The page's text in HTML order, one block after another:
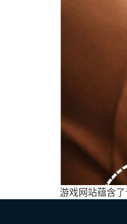
游戏网站蕴含